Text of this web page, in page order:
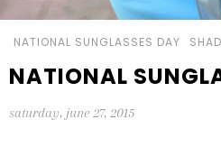
NATIONAL SUNGLASSES DAY
NATIONAL
saturday, june 27, 2015